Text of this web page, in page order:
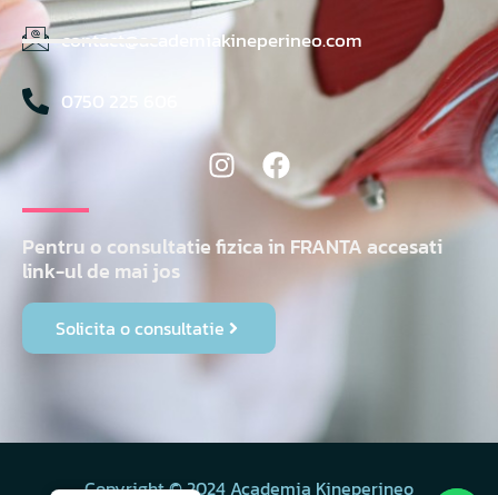
contact@academiakineperineo.com
0750 225 606
Pentru o consultatie fizica in FRANTA accesati
link-ul de mai jos
Solicita o consultatie
Copyright © 2024 Academia Kineperineo